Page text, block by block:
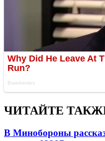
ЧИТАЙТЕ
В Минобороны